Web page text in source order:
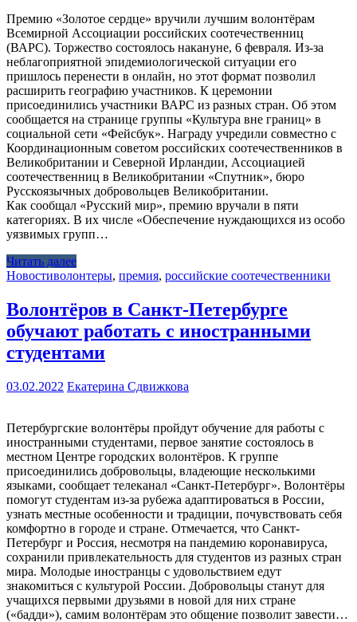
Премию «Золотое сердце» вручили лучшим волонтёрам
Всемирной Ассоциации российских соотечественниц
(ВАРС). Торжество состоялось накануне, 6 февраля. Из-за
неблагоприятной эпидемиологической ситуации его
пришлось перенести в онлайн, но этот формат позволил
расширить географию участников. К церемонии
присоединились участники ВАРС из разных стран. Об этом
сообщается на странице группы «Культура вне границ» в
социальной сети «Фейсбук». Награду учредили совместно с
Координационным советом российских соотечественников в
Великобритании и Северной Ирландии, Ассоциацией
соотечественниц в Великобритании «Спутник», бюро
Русскоязычных добровольцев Великобритании.
Как сообщал «Русский мир», премию вручали в пяти
категориях. В их числе «Обеспечение нуждающихся из особо
уязвимых групп…
Читать далее
Новостиволонтеры, премия, российские соотечественники
Волонтёров в Санкт-Петербурге
обучают работать с иностранными
студентами
03.02.2022 Екатерина Сдвижкова
Петербургские волонтёры пройдут обучение для работы с
иностранными студентами, первое занятие состоялось в
местном Центре городских волонтёров. К группе
присоединились добровольцы, владеющие несколькими
языками, сообщает телеканал «Санкт-Петербург». Волонтёры
помогут студентам из-за рубежа адаптироваться в России,
узнать местные особенности и традиции, почувствовать себя
комфортно в городе и стране. Отмечается, что Санкт-
Петербург и Россия, несмотря на пандемию коронавируса,
сохранили привлекательность для студентов из разных стран
мира. Молодые иностранцы с удовольствием едут
знакомиться с культурой России. Добровольцы станут для
учащихся первыми друзьями в новой для них стране
(«бадди»), самим волонтёрам это общение позволит завести…